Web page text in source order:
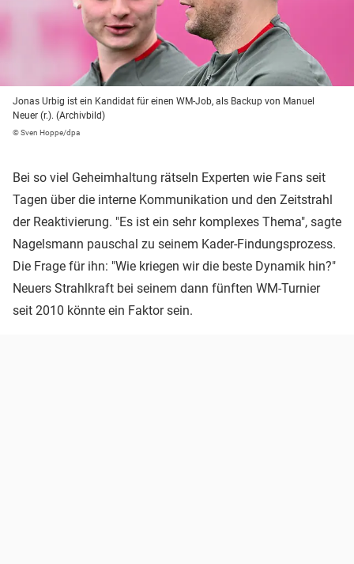
Jonas Urbig ist ein Kandidat für einen WM-Job, als Backup von Manuel
Neuer (r.). (Archivbild)
© Sven Hoppe/dpa
Bei so viel Geheimhaltung rätseln Experten wie Fans seit
Tagen über die interne Kommunikation und den Zeitstrahl
der Reaktivierung. "Es ist ein sehr komplexes Thema", sagte
Nagelsmann pauschal zu seinem Kader-Findungsprozess.
Die Frage für ihn: "Wie kriegen wir die beste Dynamik hin?"
Neuers Strahlkraft bei seinem dann fünften WM-Turnier
seit 2010 könnte ein Faktor sein.